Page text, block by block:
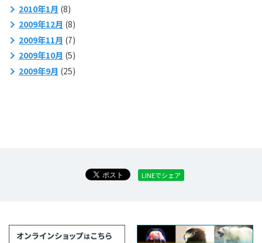
2010年1月 (8)
2009年12月 (8)
2009年11月 (7)
2009年10月 (5)
2009年9月 (25)
LINEでシェア